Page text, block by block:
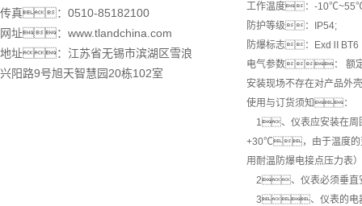
传真：0510-85182100
网址：www.tlandchina.com
地址：江苏省无锡市滨湖区雪浪
兴阳路9号旭天智慧园20栋102室
工作温度：-
防护等级：IP54;
防爆标志：ExdⅡBT6
电气参数： 额定
安装现场不存在对产品
使用与订货须知：
1、仪表应安装在
+30℃，由于温度的
用耐温防爆电接点压力
2、仪表必须垂直
3、仪表的电器